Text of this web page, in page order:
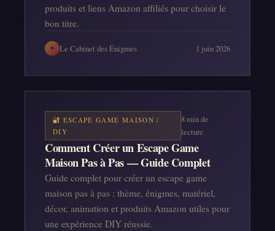
produits et liens Amazon affiliés pour choisir le
bon titre.
✦ Le Cabinet des Énigmes 1 juin 2026
🔐 ESCAPE GAME MAISON /
DIY
8min de
lecture
Comment Créer un Escape Game
Maison Pas à Pas — Guide Complet
Guide complet pour créer un escape game
maison pas à pas : thème, énigmes, matériel,
décor, animation et produits Amazon utiles pour
une expérience DIY réussie.